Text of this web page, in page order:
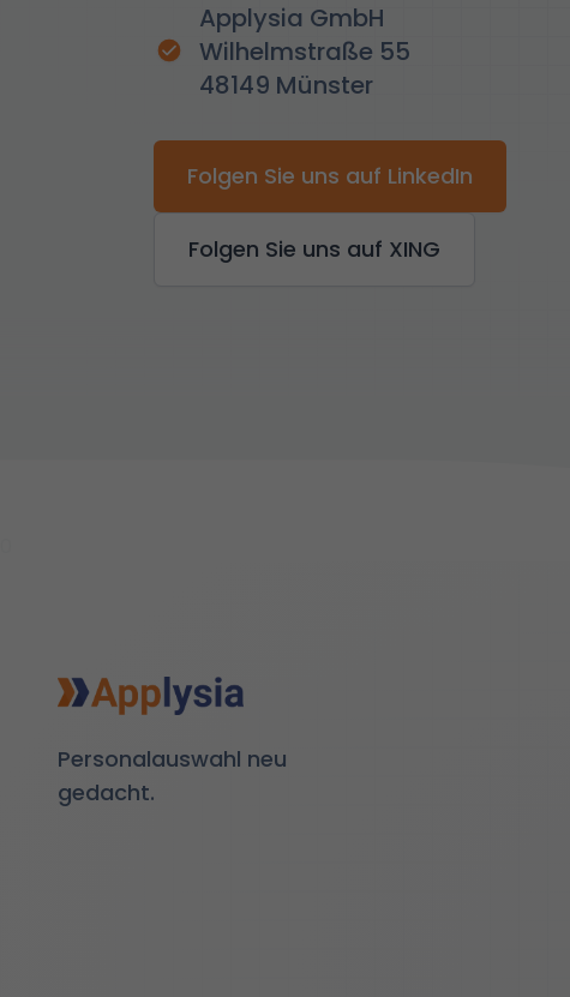
Applysia GmbH
Wilhelmstraße 55
48149 Münster
Folgen Sie uns auf LinkedIn
Folgen Sie uns auf XING
Personalauswahl neu
gedacht.